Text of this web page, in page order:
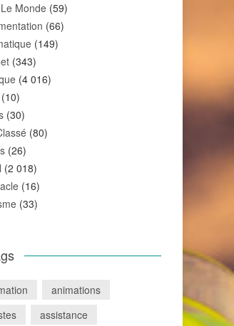
Monde(59)
(66)
(149)
(343)
(4 016)
(30)
(80)
(26)
(2 018)
(16)
(33)
animations
assistance